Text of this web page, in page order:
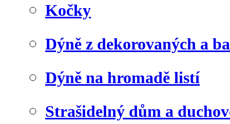
Kočky
Dýně z dekorovaných a
Dýně na hromadě listí
Strašidelný dům a